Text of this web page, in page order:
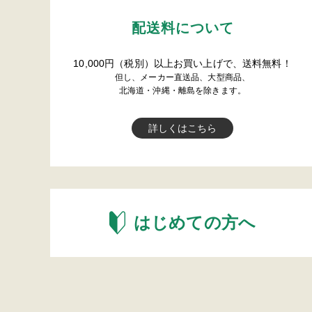
配送料について
10,000円（税別）以上お買い上げで、送料無料！
但し、メーカー直送品、大型商品、
北海道・沖縄・離島を除きます。
詳しくはこちら
はじめての方へ